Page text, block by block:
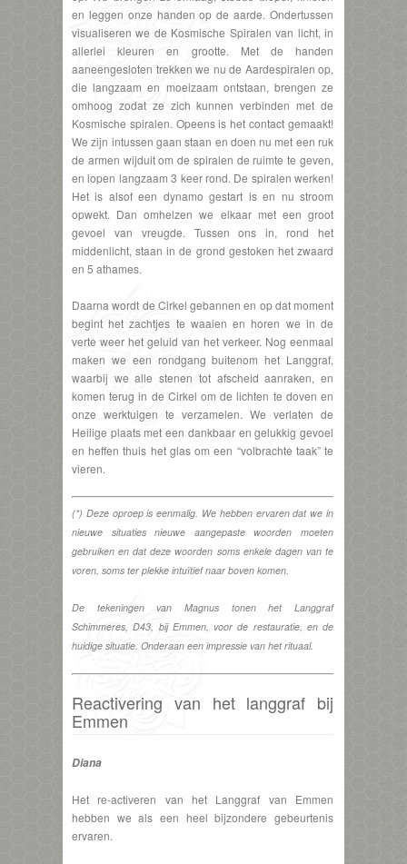
en leggen onze handen op de aarde. Ondertussen
visualiseren we de Kosmische Spiralen van licht, in
allerlei kleuren en grootte. Met de handen
aaneengesloten trekken we nu de Aardespiralen op,
die langzaam en moeizaam ontstaan, brengen ze
omhoog zodat ze zich kunnen verbinden met de
Kosmische spiralen. Opeens is het contact gemaakt!
We zijn intussen gaan staan en doen nu met een ruk
de armen wijduit om de spiralen de ruimte te geven,
en lopen langzaam 3 keer rond. De spiralen werken!
Het is alsof een dynamo gestart is en nu stroom
opwekt. Dan omhelzen we elkaar met een groot
gevoel van vreugde. Tussen ons in, rond het
middenlicht, staan in de grond gestoken het zwaard
en 5 athames.
Daarna wordt de Cirkel gebannen en op dat moment
begint het zachtjes te waaien en horen we in de
verte weer het geluid van het verkeer. Nog eenmaal
maken we een rondgang buitenom het Langgraf,
waarbij we alle stenen tot afscheid aanraken, en
komen terug in de Cirkel om de lichten te doven en
onze werktuigen te verzamelen. We verlaten de
Heilige plaats met een dankbaar en gelukkig gevoel
en heffen thuis het glas om een “volbrachte taak” te
vieren.
(*) Deze oproep is eenmalig. We hebben ervaren dat we in
nieuwe situaties nieuwe aangepaste woorden moeten
gebruiken en dat deze woorden soms enkele dagen van te
voren, soms ter plekke intuïtief naar boven komen.
De tekeningen van Magnus tonen het Langgraf
Schimmeres, D43, bij Emmen, voor de restauratie, en de
huidige situatie. Onderaan een impressie van het rituaal.
Reactivering van het langgraf bij
Emmen
Diana
Het re-activeren van het Langgraf van Emmen
hebben we als een heel bijzondere gebeurtenis
ervaren.